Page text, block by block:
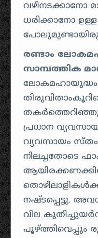
വഴിനടക്കാനോ
ധരിക്കാനോ
രണ്ടാം
സാമ്പത്തിക
ലോകമഹായുദ്ധം
പ്രധാന
വ്യവസായം
നിലച്ചതോടെ
നഷ്ടപ്പെട്ടു.
വില
പൂഴ്ത്തിവെപ്പും